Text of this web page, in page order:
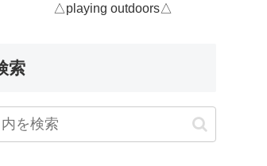
△playing outdoors△
索